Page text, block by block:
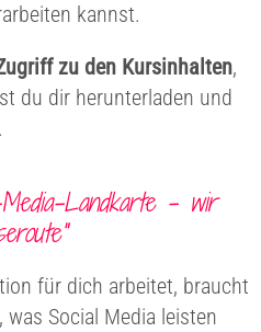
kannst.
zu den Kursinhalten,
du dir herunterladen und
Landkarte – wir
für dich arbeitet, braucht
Social Media leisten